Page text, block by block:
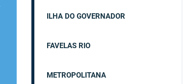
ILHA DO GOVERNADOR
FAVELAS RIO
METROPOLITANA